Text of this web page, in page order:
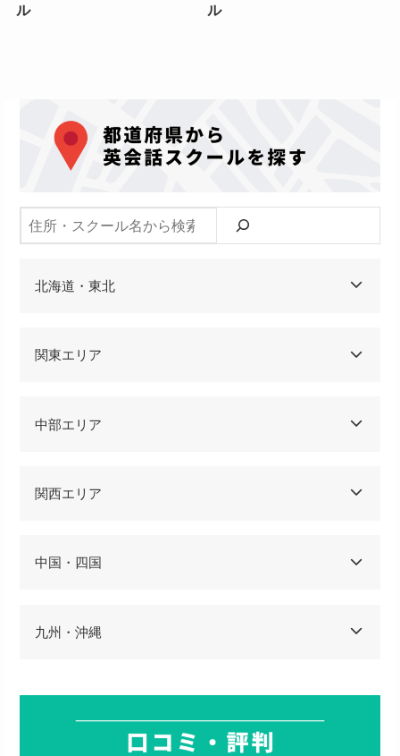
ル
ル
検索
北海道・東北
関東エリア
中部エリア
関西エリア
中国・四国
九州・沖縄